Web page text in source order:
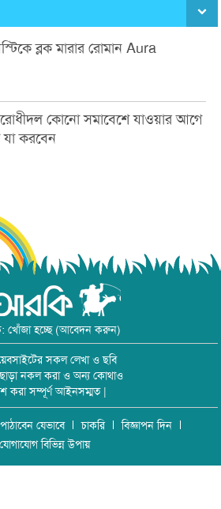
ব্লক মারার রোমান Aura
কোনো সমাবেশে যাওয়ার আগে
যা করবেন
খোঁজা হচ্ছে (আবেদন করুন)
সকল লেখা ও ছবি
নকল করা ও অন্য কোথাও
করা সম্পূর্ণ আইনসম্মত |
যেভাবে চাকরি
বিজ্ঞাপন দিন
যোগাযোগ বিভিন্ন উপায়